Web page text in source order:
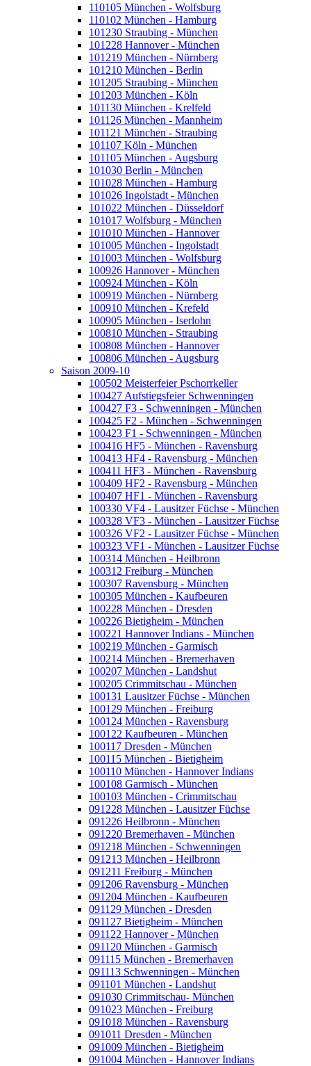
110105 München - Wolfsburg
110102 München - Hamburg
101230 Straubing - München
101228 Hannover - München
101219 München - Nürnberg
101210 München - Berlin
101205 Straubing - München
101203 München - Köln
101130 München - Krelfeld
101126 München - Mannheim
101121 München - Straubing
101107 Köln - München
101105 München - Augsburg
101030 Berlin - München
101028 München - Hamburg
101026 Ingolstadt - München
101022 München - Düsseldorf
101017 Wolfsburg - München
101010 München - Hannover
101005 München - Ingolstadt
101003 München - Wolfsburg
100926 Hannover - München
100924 München - Köln
100919 München - Nürnberg
100910 München - Krefeld
100905 München - Iserlohn
100810 München - Straubing
100808 München - Hannover
100806 München - Augsburg
Saison 2009-10
100502 Meisterfeier Pschorrkeller
100427 Aufstiegsfeier Schwenningen
100427 F3 - Schwenningen - München
100425 F2 - München - Schwenningen
100423 F1 - Schwenningen - München
100416 HF5 - München - Ravensburg
100413 HF4 - Ravensburg - München
100411 HF3 - München - Ravensburg
100409 HF2 - Ravensburg - München
100407 HF1 - München - Ravensburg
100330 VF4 - Lausitzer Füchse - München
100328 VF3 - München - Lausitzer Füchse
100326 VF2 - Lausitzer Füchse - München
100323 VF1 - München - Lausitzer Füchse
100314 München - Heilbronn
100312 Freiburg - München
100307 Ravensburg - München
100305 München - Kaufbeuren
100228 München - Dresden
100226 Bietigheim - München
100221 Hannover Indians - München
100219 München - Garmisch
100214 München - Bremerhaven
100207 München - Landshut
100205 Crimmitschau - München
100131 Lausitzer Füchse - München
100129 München - Freiburg
100124 München - Ravensburg
100122 Kaufbeuren - München
100117 Dresden - München
100115 München - Bietigheim
100110 München - Hannover Indians
100108 Garmisch - München
100103 München - Crimmitschau
091228 München - Lausitzer Füchse
091226 Heilbronn - München
091220 Bremerhaven - München
091218 München - Schwenningen
091213 München - Heilbronn
091211 Freiburg - München
091206 Ravensburg - München
091204 München - Kaufbeuren
091129 München - Dresden
091127 Bietigheim - München
091122 Hannover - München
091120 München - Garmisch
091115 München - Bremerhaven
091113 Schwenningen - München
091101 München - Landshut
091030 Crimmitschau- München
091023 München - Freiburg
091018 München - Ravensburg
091011 Dresden - München
091009 München - Bietigheim
091004 München - Hannover Indians